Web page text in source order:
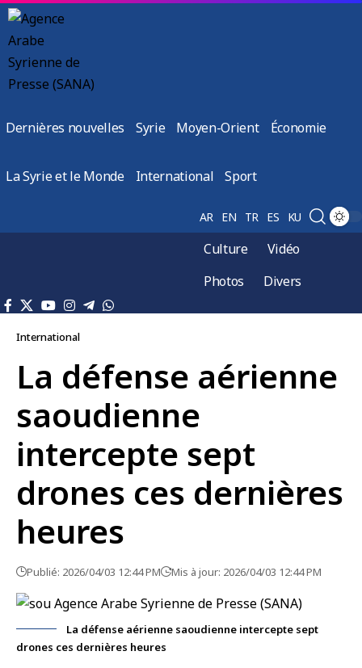
Dernières nouvelles Syrie Moyen-Orient Économie
La Syrie et le Monde International Sport
AR EN TR ES KU
Culture
Vidéo
Photos
Divers
International
La défense aérienne
saoudienne
intercepte sept
drones ces dernières
heures
Publié: 2026/04/03 12:44 PM Mis à jour: 2026/04/03 12:44 PM
La défense aérienne saoudienne intercepte sept
drones ces dernières heures